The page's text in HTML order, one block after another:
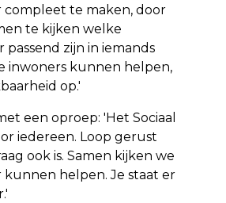
compleet te maken, door
te kijken welke
passend zijn in iemands
inwoners kunnen helpen,
op.'
een oproep: 'Het Sociaal
iedereen. Loop gerust
ook is. Samen kijken we
kunnen helpen. Je staat er